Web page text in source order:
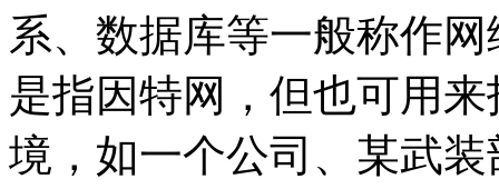
系、数据库等一般称作
是指因特网，但也可用
境，如一个公司、某武